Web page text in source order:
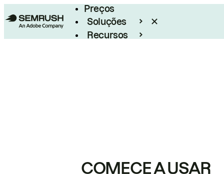
Preços
Soluções
Recursos
COMECE A USAR